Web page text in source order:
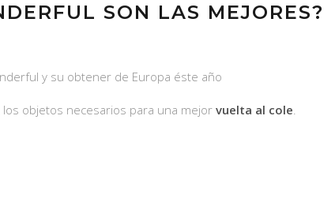
SON LAS MEJORES?
y su obtener de Europa éste año
objetos necesarios para una mejor vuelta al cole.